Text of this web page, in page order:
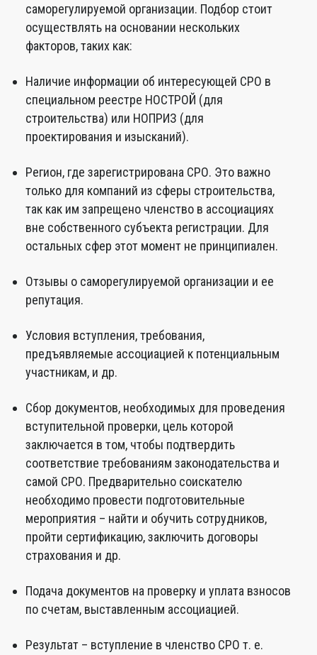
саморегулируемой организации. Подбор стоит
осуществлять на основании нескольких
факторов, таких как:
Наличие информации об интересующей СРО в
специальном реестре НОСТРОЙ (для
строительства) или НОПРИЗ (для
проектирования и изысканий).
Регион, где зарегистрирована СРО. Это важно
только для компаний из сферы строительства,
так как им запрещено членство в ассоциациях
вне собственного субъекта регистрации. Для
остальных сфер этот момент не принципиален.
Отзывы о саморегулируемой организации и ее
репутация.
Условия вступления, требования,
предъявляемые ассоциацией к потенциальным
участникам, и др.
Сбор документов, необходимых для проведения
вступительной проверки, цель которой
заключается в том, чтобы подтвердить
соответствие требованиям законодательства и
самой СРО. Предварительно соискателю
необходимо провести подготовительные
мероприятия – найти и обучить сотрудников,
пройти сертификацию, заключить договоры
страхования и др.
Подача документов на проверку и уплата взносов
по счетам, выставленным ассоциацией.
Результат – вступление в членство СРО т. е.